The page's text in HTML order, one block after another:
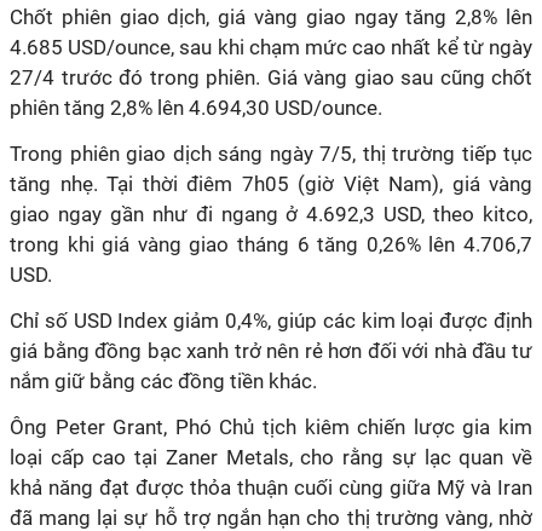
Chốt phiên giao dịch, giá vàng giao ngay tăng 2,8% lên
4.685 USD/ounce, sau khi chạm mức cao nhất kể từ ngày
27/4 trước đó trong phiên. Giá vàng giao sau cũng chốt
phiên tăng 2,8% lên 4.694,30 USD/ounce.
Trong phiên giao dịch sáng ngày 7/5, thị trường tiếp tục
tăng nhẹ. Tại thời điêm 7h05 (giờ Việt Nam), giá vàng
giao ngay gần như đi ngang ở 4.692,3 USD, theo kitco,
trong khi giá vàng giao tháng 6 tăng 0,26% lên 4.706,7
USD.
Chỉ số USD Index giảm 0,4%, giúp các kim loại được định
giá bằng đồng bạc xanh trở nên rẻ hơn đối với nhà đầu tư
nắm giữ bằng các đồng tiền khác.
Ông Peter Grant, Phó Chủ tịch kiêm chiến lược gia kim
loại cấp cao tại Zaner Metals, cho rằng sự lạc quan về
khả năng đạt được thỏa thuận cuối cùng giữa Mỹ và Iran
đã mang lại sự hỗ trợ ngắn hạn cho thị trường vàng, nhờ